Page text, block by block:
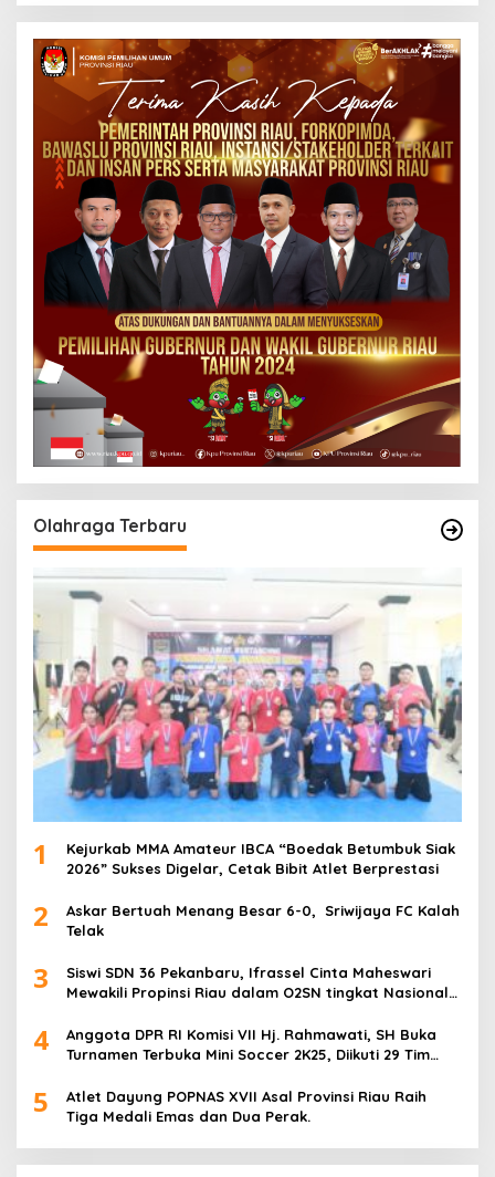
Olahraga Terbaru
1
Kejurkab MMA Amateur IBCA “Boedak Betumbuk Siak
2026” Sukses Digelar, Cetak Bibit Atlet Berprestasi
2
Askar Bertuah Menang Besar 6-0, Sriwijaya FC Kalah
Telak
3
Siswi SDN 36 Pekanbaru, Ifrassel Cinta Maheswari
Mewakili Propinsi Riau dalam O2SN tingkat Nasional
4
Anggota DPR RI Komisi VII Hj. Rahmawati, SH Buka
Turnamen Terbuka Mini Soccer 2K25, Diikuti 29 Tim
5
Atlet Dayung POPNAS XVII Asal Provinsi Riau Raih
Tiga Medali Emas dan Dua Perak.